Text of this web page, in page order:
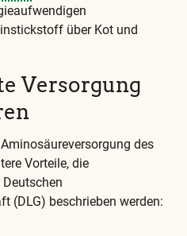
über Kot und
Versorgung
des
Vorteile, die
(DLG) beschrieben werden: